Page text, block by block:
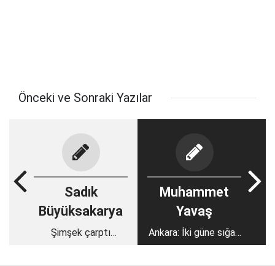
Önceki ve Sonraki Yazılar
Sadık
Büyüksakarya
Şimşek çarptı
Muhammet
Yavaş
Ankara: İki güne sığan
yirmi iki yıllık anılarım